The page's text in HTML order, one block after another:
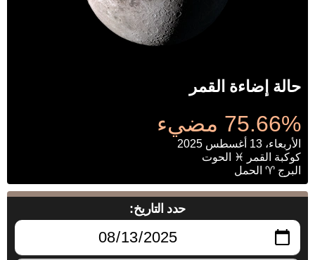
حالة إضاءة القمر
75.66% مضيء
الأربعاء، 13 أغسطس 2025
كوكبة القمر ♓ الحوت
البرج ♈ الحمل
حدد التاريخ: